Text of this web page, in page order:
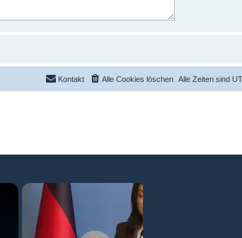
Alle Zeiten sind
Alle Cookies löschen
Kontakt